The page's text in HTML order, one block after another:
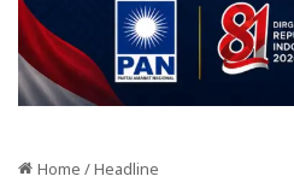
Home / Headline